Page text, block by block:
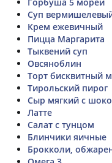
Суп
Крем ежевичный
Пицца Маргарита
Тыквений суп
Овсяноблин
Торт бисквитный
Тирольский пирог
Сыр мягкий с
Латте
Салат с тунцом
Блинчики яичные
Брокколи,